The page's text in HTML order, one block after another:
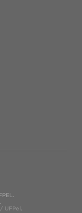
.
UFPel.